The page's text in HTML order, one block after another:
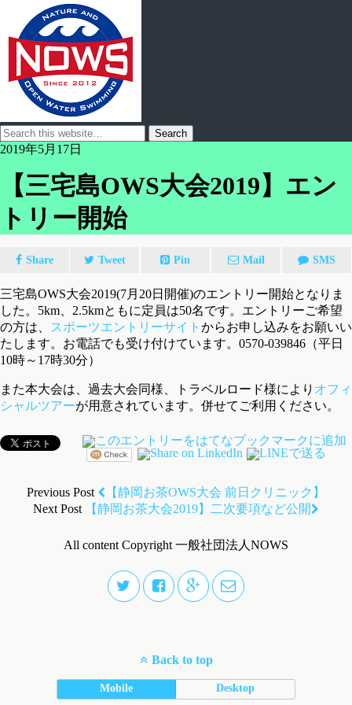
2019年5月17日
【三宅島OWS大会2019】エン
トリー開始
Share Tweet Pin Mail SMS
三宅島OWS大会2019(7月20日開催)のエントリー開始となりま
した。5km、2.5kmともに定員は50名です。エントリーご希望
の方は、
スポーツエントリーサイト からお申し込みをお願いい
たします。お電話でも受け付けています。 0570-039846（平日
10時～17時30分）
また本大会は、過去大会同様、トラベルロード様により オフィ
シャルツアーが用意されています。併せてご利用ください。
Previous Post
【静岡お茶OWS大会 前日クリニック】
Next Post
【静岡お茶大会2019】二次要項など公開
All content Copyright 一般社団法人NOWS
Back to top
Mobile Desktop